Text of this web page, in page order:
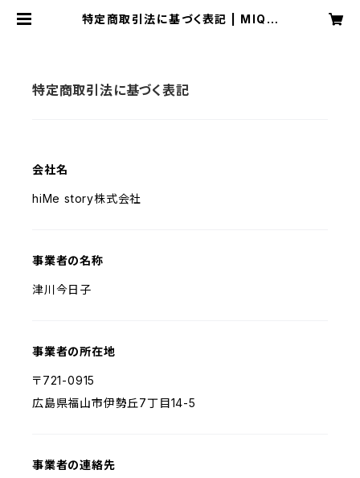
特定商取引法に基づく表記 | MIQオ
特定商取引法に基づく表記
会社名
hiMe story株式会社
事業者の名称
津川今日子
事業者の所在地
〒721-0915
広島県福山市伊勢丘7丁目14-5
事業者の連絡先